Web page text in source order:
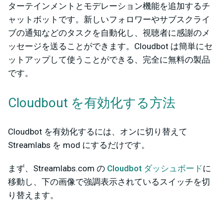
ターテインメントとモデレーション機能を追加するチ
ャットボットです。新しいフォロワーやサブスクライ
ブの通知などのタスクを自動化し、視聴者に感謝のメ
ッセージを送ることができます。Cloudbot は簡単にセ
ットアップして使うことができる、完全に無料の製品
です。
Cloudbout を有効化する方法
Cloudbot を有効化するには、オンに切り替えて
Streamlabs を mod にするだけです。
まず、Streamlabs.com の Cloudbot ダッシュボードに
移動し、下の画像で強調表示されているスイッチを切
り替えます。